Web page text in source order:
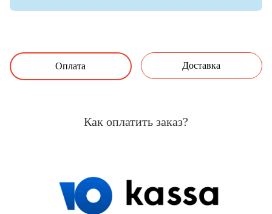
Оплата Доставка
Как оплатить заказ?